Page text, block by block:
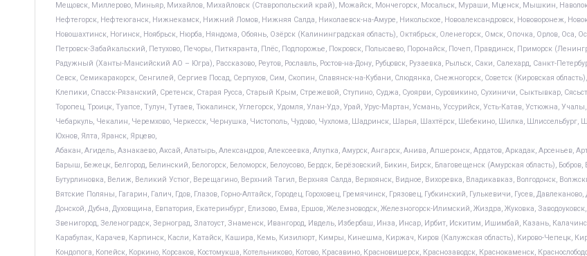
Мещовск, Миллерово, Миньяр, Михайлов, Михайловск (Ставропольский край), Можайск, Мончегорск, Мосальск, Мураши, Мценск, Мышкин,
Нефтегорск, Нефтеюганск, Нижнекамск, Нижний Ломов, Нижняя Салда, Николаевск-на-Амуре, Никольское, Новоалександровск, Нововоронеж,
Новошахтинск, Ногинск, Ноябрьск, Нюрба, Няндома, Обоянь, Озёрск (Калининградская область), Октябрьск, Оленегорск, Омск, Опочка, Орлов, Оса,
Петровск-Забайкальский, Петухово, Печоры, Питкяранта, Плёс, Подпорожье, Покровск, Полысаево, Поронайск, Почеп, Правдинск, Приморск
Радужный (Ханты-Мансийский АО – Югра), Рассказово, Реутов, Рославль, Ростов-на-Дону, Рубцовск, Рузаевка, Рыльск, Саки, Салехард, Санкт-
Севск, Семикаракорск, Сенгилей, Сергиев Посад, Серпухов, Сим, Скопин, Славянск-на-Кубани, Слюдянка, Снежногорск, Советск (Кировская
Клепики, Спасск-Рязанский, Сретенск, Старая Русса, Старый Крым, Стрежевой, Ступино, Суджа, Суоярви, Суровикино, Сухиничи, Сыктывкар,
Торопец, Троицк, Туапсе, Тулун, Тутаев, Тюкалинск, Углегорск, Удомля, Улан-Удэ, Урай, Урус-Мартан, Усмань, Уссурийск, Усть-Катав, Устюжна,
Чебаркуль, Чекалин, Черемхово, Черкесск, Чернушка, Чистополь, Чудово, Чухлома, Шадринск, Шарья, Шахтёрск, Шебекино, Шилка, Шлиссельбург,
Юхнов, Ялта, Яранск, Ярцево,
Абакан, Агидель, Азнакаево, Аксай, Алатырь, Александров, Алексеевка, Алупка, Амурск, Ангарск, Анива, Апшеронск, Ардатов, Аркадак, Арсеньев,
Барыш, Бежецк, Белгород, Белинский, Белогорск, Беломорск, Белоусово, Бердск, Берёзовский, Бикин, Бирск, Благовещенск (Амурская область), Бобров,
Бутурлиновка, Велиж, Великий Устюг, Верещагино, Верхний Тагил, Верхняя Салда, Верхоянск, Видное, Вихоревка, Владикавказ, Волгодонск,
Вятские Поляны, Гагарин, Галич, Гдов, Глазов, Горно-Алтайск, Городец, Гороховец, Гремячинск, Грязовец, Губкинский, Гулькевичи, Гусев,
Донской, Дубна, Духовщина, Евпатория, Екатеринбург, Елизово, Емва, Ершов, Железноводск, Железногорск-Илимский, Жиздра, Жуковка,
Звенигород, Зеленоградск, Зерноград, Златоуст, Знаменск, Ивангород, Ивдель, Избербаш, Инза, Инсар, Ирбит, Искитим, Ишимбай, Казань,
Карабулак, Карачев, Карпинск, Касли, Катайск, Кашира, Кемь, Кизилюрт, Кимры, Кинешма, Киржач, Киров (Калужская область), Кирово-Чепецк,
Кондопога, Копейск, Коркино, Корсаков, Костомукша, Котельниково, Котово, Красавино, Красновишерск, Краснозаводск, Краснокаменск,